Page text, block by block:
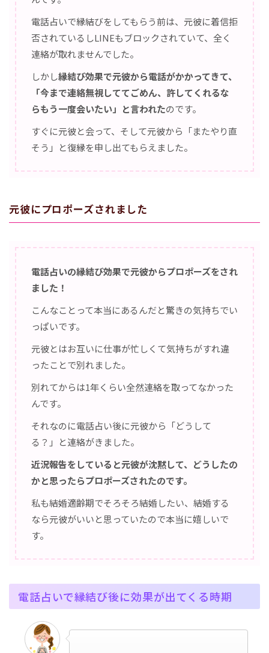
電話占いで縁結びをしてもらう前は、元彼に着信拒
否されているしLINEもブロックされていて、全く
連絡が取れませんでした。
しかし縁結び効果で元彼から電話がかかってきて、
「今まで連絡無視しててごめん、許してくれるな
らもう一度会いたい」と言われたのです。
すぐに元彼と会って、そして元彼から「またやり直
そう」と復縁を申し出てもらえました。
元彼にプロポーズされました
電話占いの縁結び効果で元彼からプロポーズをされ
ました！
こんなことって本当にあるんだと驚きの気持ちでい
っぱいです。
元彼とはお互いに仕事が忙しくて気持ちがすれ違
ったことで別れました。
別れてからは1年くらい全然連絡を取ってなかった
んです。
それなのに電話占い後に元彼から「どうして
る？」と連絡がきました。
近況報告をしていると元彼が沈黙して、どうしたの
かと思ったらプロポーズされたのです。
私も結婚適齢期でそろそろ結婚したい、結婚する
なら元彼がいいと思っていたので本当に嬉しいで
す。
電話占いで縁結び後に効果が出てくる時期